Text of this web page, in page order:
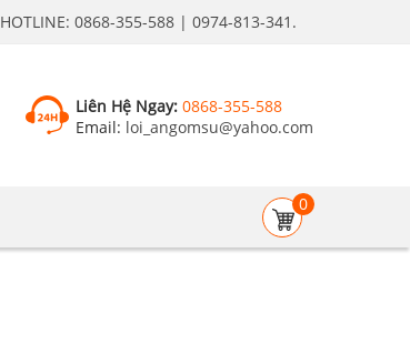
HOTLINE: 0868-355-588 | 0974-813-341.
Liên Hệ Ngay: 0868-355-588
Email: loi_angomsu@yahoo.com
0